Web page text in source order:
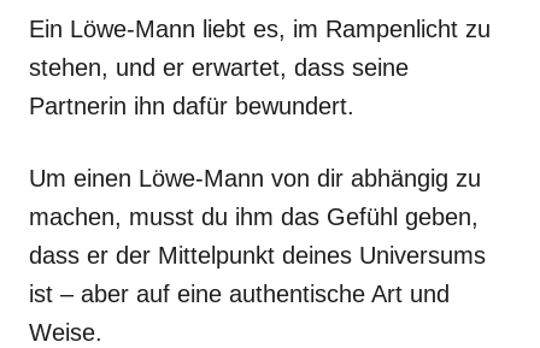
Ein Löwe-Mann liebt es, im Rampenlicht zu
stehen, und er erwartet, dass seine
Partnerin ihn dafür bewundert.
Um einen Löwe-Mann von dir abhängig zu
machen, musst du ihm das Gefühl geben,
dass er der Mittelpunkt deines Universums
ist – aber auf eine authentische Art und
Weise.